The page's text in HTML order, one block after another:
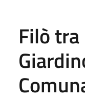
Filò